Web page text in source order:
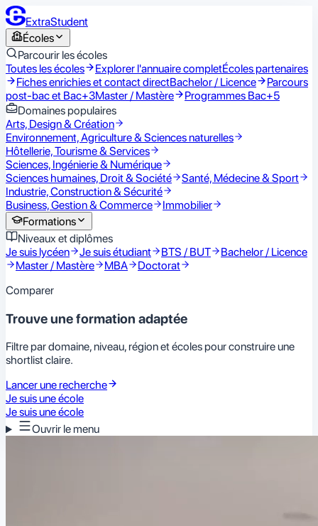
ExtraStudent
Écoles
Parcourir les écoles
Toutes les écoles
Explorer l'annuaire completÉcoles partenaires
Fiches enrichies et contact directBachelor / Licence
Parcours
post-bac et Bac+3Master / Mastère
Programmes Bac+5
Domaines populaires
Arts, Design & Création
Environnement, Agriculture & Sciences naturelles
Hôtellerie, Tourisme & Services
Sciences, Ingénierie & Numérique
Sciences humaines, Droit & Société
Santé, Médecine & Sport
Industrie, Construction & Sécurité
Business, Gestion & Commerce
Immobilier
Formations
Niveaux et diplômes
Je suis lycéen
Je suis étudiant BTS / BUT
Bachelor / Licence
Master / Mastère
MBA
Doctorat
Comparer
Trouve une formation adaptée
Filtre par domaine, niveau, région et écoles pour construire une
shortlist claire.
Lancer une recherche
Je suis une école
Je suis une école
Ouvrir le menu